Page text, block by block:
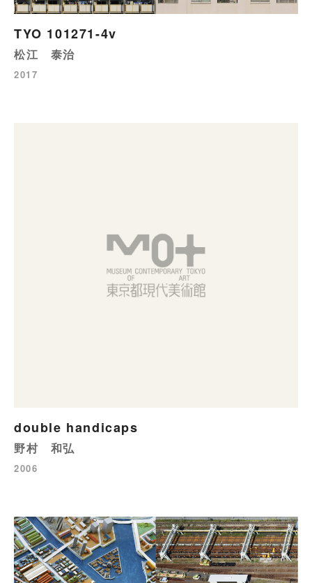
TYO 101271-4v
松江 泰治
2017
double handicaps
野村 和弘
2006